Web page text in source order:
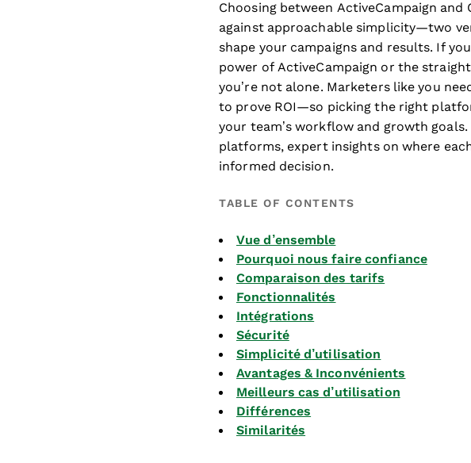
Choosing between ActiveCampaign
against approachable simplicity—two
shape your campaigns and results. If
power of ActiveCampaign or the
you’re not alone. Marketers like you
to prove ROI—so picking the right
your team’s workflow and growth
platforms, expert insights on where
informed decision.
TABLE OF CONTENTS
Vue d’ensemble
Pourquoi nous faire confiance
Comparaison des tarifs
Fonctionnalités
Intégrations
Sécurité
Simplicité d’utilisation
Avantages & Inconvénients
Meilleurs cas d’utilisation
Différences
Similarités